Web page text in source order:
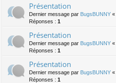
Présentation
Dernier message par BugsBUNNY «
Réponses : 1
Présentation
Dernier message par BugsBUNNY «
Réponses : 1
Présentation
Dernier message par BugsBUNNY «
Réponses : 1